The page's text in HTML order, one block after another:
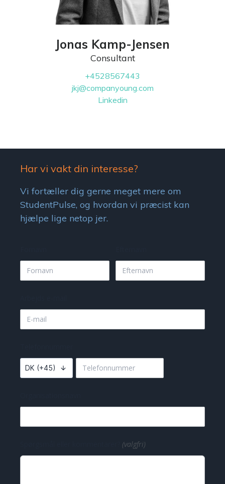
Jonas Kamp-Jensen
Consultant
+4528567443
jkj@companyoung.com
Linkedin
Har vi vakt din interesse?
Vi fortæller dig gerne meget mere om
StudentPulse, og hvordan vi præcist kan
hjælpe lige netop jer.